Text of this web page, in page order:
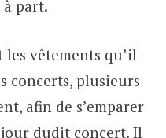
part.
vêtements qu’il
concerts, plusieurs
afin de s’emparer
jour dudit concert. Il